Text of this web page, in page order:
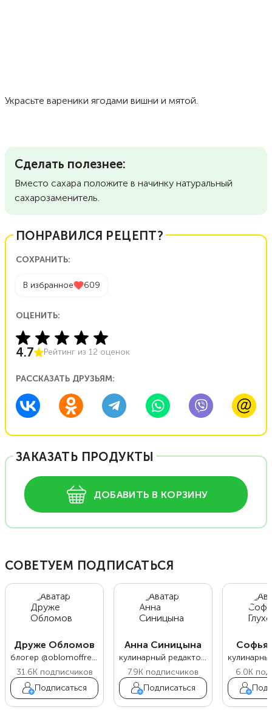
Украсьте вареники ягодами вишни и мятой.
Сделать полезнее:
Вместо сахара положите в начинку натуральный
сахарозаменитель.
ПОНРАВИЛСЯ РЕЦЕПТ?
СОХРАНИТЬ:
В избранное 609
ОЦЕНИТЬ:
4.7 Рейтинг из 12 оценок
РАССКАЗАТЬ ДРУЗЬЯМ:
ЗАКАЗАТЬ ПРОДУКТЫ
ДОБАВИТЬ В КОРЗИНУ
СОВЕТУЕМ ПОДПИСАТЬСЯ
Друже Обломов
блогер @oblomoffrecipe
31.6Kподписчиков
Подписаться
Анна Синицына
кулинарный редактор Food.ru
7.9K подписчиков
Подписаться
Софья
6.0K